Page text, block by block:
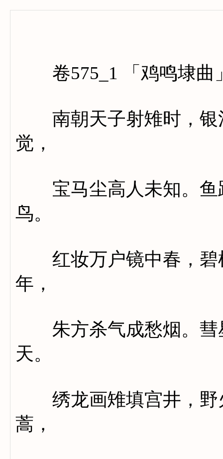
卷575_1 「鸡鸣埭曲
南朝天子射雉时，银
觉，
宝马尘高人未知。鱼
鸟。
红妆万户镜中春，碧
年，
朱方杀气成愁烟。彗
天。
绣龙画雉填宫井，野
蒿，